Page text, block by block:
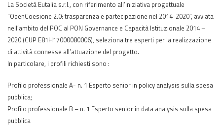
La Società Eutalia s.r.l., con riferimento all’iniziativa progettuale
“OpenCoesione 2.0: trasparenza e partecipazione nel 2014-2020”, avviata
nell’ambito del POC al PON Governance e Capacità Istituzionale 2014 –
2020 (CUP E81H17000080006), seleziona tre esperti per la realizzazione
di attività connesse all’attuazione del progetto.
In particolare, i profili richiesti sono :
Profilo professionale A- n. 1 Esperto senior in policy analysis sulla spesa
pubblica;
Profilo professionale B – n. 1 Esperto senior in data analysis sulla spesa
pubblica